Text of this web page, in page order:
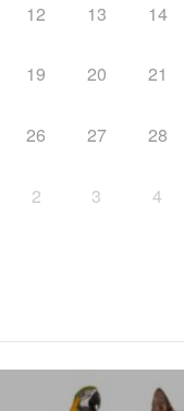
12 13 14
19 20 21
26 27 28
2 3 4